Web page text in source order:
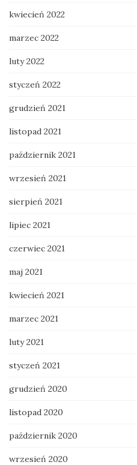
kwiecień 2022
marzec 2022
luty 2022
styczeń 2022
grudzień 2021
listopad 2021
październik 2021
wrzesień 2021
sierpień 2021
lipiec 2021
czerwiec 2021
maj 2021
kwiecień 2021
marzec 2021
luty 2021
styczeń 2021
grudzień 2020
listopad 2020
październik 2020
wrzesień 2020